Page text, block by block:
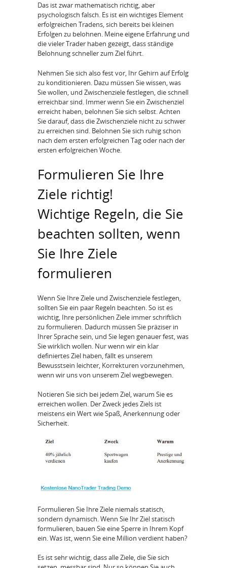
Das ist zwar mathematisch richtig, aber
psychologisch falsch. Es ist ein wichtiges Element
erfolgreichen Tradens, sich bereits bei kleinen
Erfolgen zu belohnen. Meine eigene Erfahrung und
die vieler Trader haben gezeigt, dass ständige
Belohnung schneller zum Ziel führt.
Nehmen Sie sich also fest vor, Ihr Gehirn auf Erfolg
zu konditionieren. Dazu müssen Sie wissen, was
Sie wollen, und Zwischenziele festlegen, die schnell
erreichbar sind. Immer wenn Sie ein Zwischenziel
erreicht haben, belohnen Sie sich selbst. Achten
Sie darauf, dass die Zwischenziele nicht zu schwer
zu erreichen sind. Belohnen Sie sich ruhig schon
nach dem ersten erfolgreichen Tag oder nach der
ersten erfolgreichen Woche.
Formulieren Sie Ihre
Ziele richtig!
Wichtige Regeln, die Sie
beachten sollten, wenn
Sie Ihre Ziele
formulieren
Wenn Sie Ihre Ziele und Zwischenziele festlegen,
sollten Sie ein paar Regeln beachten. So ist es
wichtig, Ihre persönlichen Ziele immer schriftlich
zu formulieren. Dadurch müssen Sie präziser in
Ihrer Sprache sein, und Sie legen genauer fest, was
Sie wirklich wollen. Nur wenn wir ein klar
definiertes Ziel haben, fällt es unserem
Bewusstsein leichter, Korrekturen vorzunehmen,
wenn wir uns von unserem Ziel wegbewegen.
Notieren Sie sich bei jedem Ziel, warum Sie es
erreichen wollen. Der Zweck jedes Ziels ist
meistens ein Wert wie Spaß, Anerkennung oder
Sicherheit.
Formulieren Sie Ihre Ziele niemals statisch,
sondern dynamisch. Wenn Sie Ihr Ziel statisch
formulieren, bauen Sie eine Sperre in Ihrem Kopf
ein. Was ist, wenn Sie eine Million verdient haben?
Es ist sehr wichtig, dass alle Ziele, die Sie sich